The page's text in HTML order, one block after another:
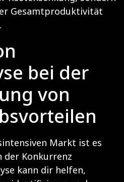
Gesamtproduktivität
bei der
von
Markt ist es
der Konkurrenz
kann dir helfen,